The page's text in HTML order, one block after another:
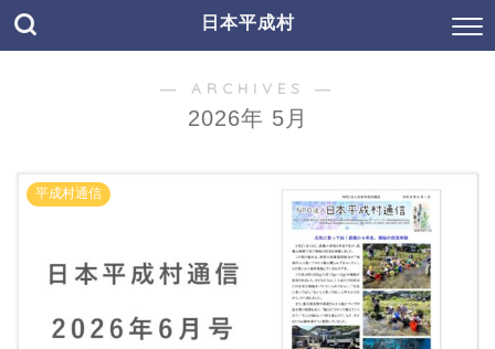
日本平成村
― ARCHIVES ―
2026年 5月
平成村通信